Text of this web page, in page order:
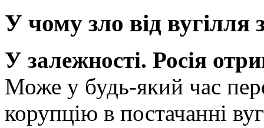
У чому зло від вугілля
У залежності. Росія
Може у будь-який час
корупцію в постачанні